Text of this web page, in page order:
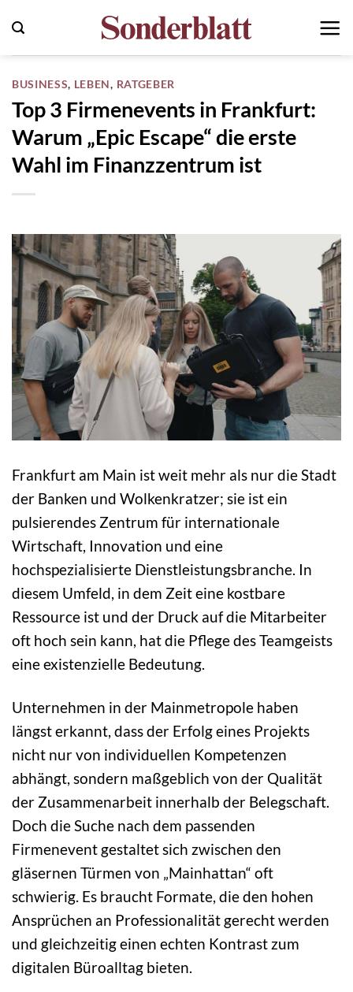
Inhalt
springen
BUSINESS, LEBEN, RATGEBER
Top 3 Firmenevents in Frankfurt:
Warum „Epic Escape“ die erste
Wahl im Finanzzentrum ist
Frankfurt am Main ist weit mehr als nur die Stadt
der Banken und Wolkenkratzer; sie ist ein
pulsierendes Zentrum für internationale
Wirtschaft, Innovation und eine
hochspezialisierte Dienstleistungsbranche. In
diesem Umfeld, in dem Zeit eine kostbare
Ressource ist und der Druck auf die Mitarbeiter
oft hoch sein kann, hat die Pflege des Teamgeists
eine existenzielle Bedeutung.
Unternehmen in der Mainmetropole haben
längst erkannt, dass der Erfolg eines Projekts
nicht nur von individuellen Kompetenzen
abhängt, sondern maßgeblich von der Qualität
der Zusammenarbeit innerhalb der Belegschaft.
Doch die Suche nach dem passenden
Firmenevent gestaltet sich zwischen den
gläsernen Türmen von „Mainhattan“ oft
schwierig. Es braucht Formate, die den hohen
Ansprüchen an Professionalität gerecht werden
und gleichzeitig einen echten Kontrast zum
digitalen Büroalltag bieten.